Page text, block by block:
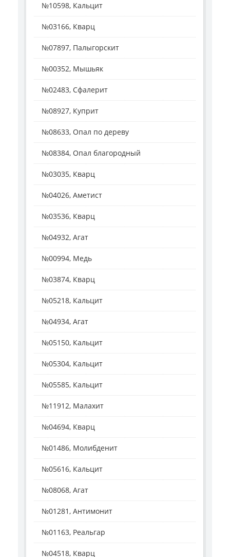
№10598, Кальцит
№03166, Кварц
№07897, Палыгорскит
№00352, Мышьяк
№02483, Сфалерит
№08927, Куприт
№08633, Опал по дереву
№08384, Опал благородный
№03035, Кварц
№04026, Аметист
№03536, Кварц
№04932, Агат
№00994, Медь
№03874, Кварц
№05218, Кальцит
№04934, Агат
№05150, Кальцит
№05304, Кальцит
№05585, Кальцит
№11912, Малахит
№04694, Кварц
№01486, Молибденит
№05616, Кальцит
№08068, Агат
№01281, Антимонит
№01163, Реальгар
№04518, Кварц